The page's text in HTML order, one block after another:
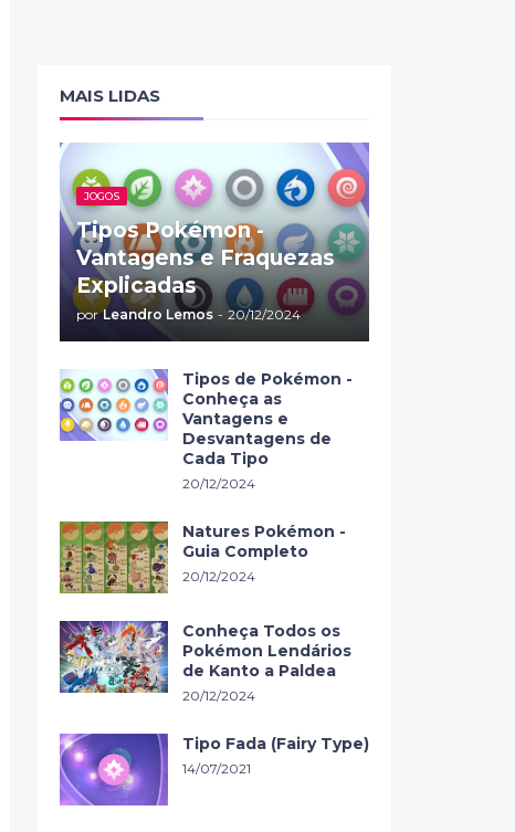
MAIS LIDAS
JOGOS
Tipos Pokémon -
Vantagens e Fraquezas
Explicadas
por Leandro Lemos - 20/12/2024
Tipos de Pokémon -
Conheça as
Vantagens e
Desvantagens de
Cada Tipo
20/12/2024
Natures Pokémon -
Guia Completo
20/12/2024
Conheça Todos os
Pokémon Lendários
de Kanto a Paldea
20/12/2024
Tipo Fada (Fairy Type)
14/07/2021